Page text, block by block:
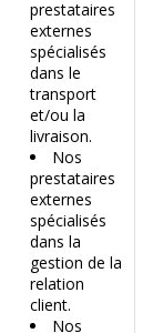
prestataires
externes
spécialisés
dans le
transport
et/ou la
livraison.
Nos
prestataires
externes
spécialisés
dans la
gestion de la
relation
client.
Nos